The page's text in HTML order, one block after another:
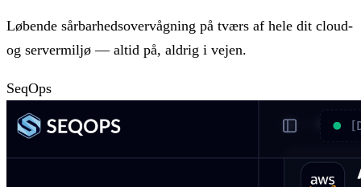
Løbende sårbarhedsovervågning på tværs af hele dit cloud-
og servermiljø — altid på, aldrig i vejen.
SeqOps